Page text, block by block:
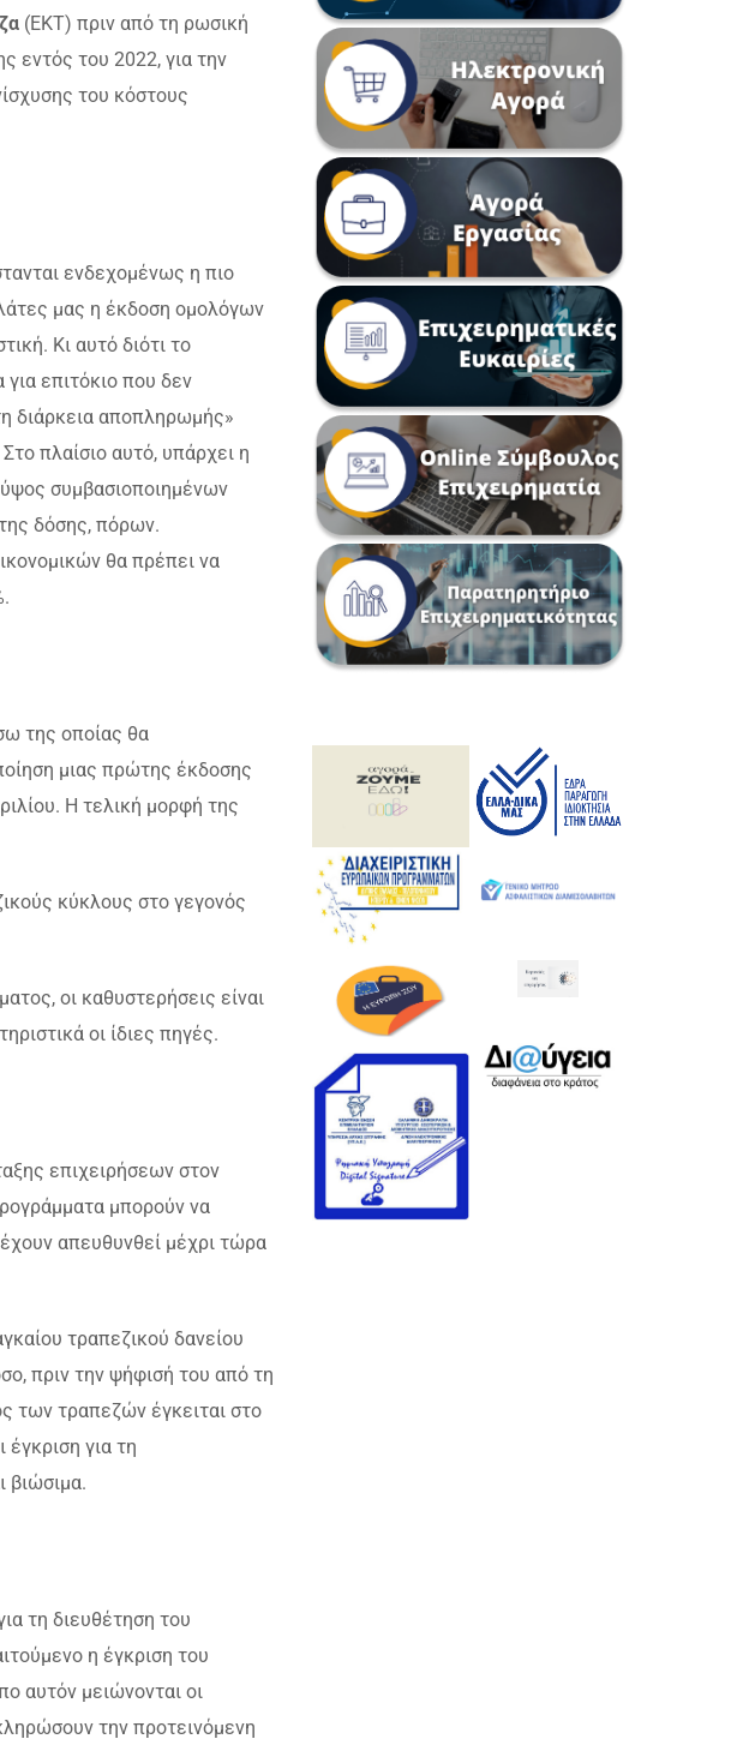
(ΕΚΤ) πριν από τη ρωσική
εντός του 2022, για την
του κόστους
ενδεχομένως η πιο
μας η έκδοση ομολόγων
Κι αυτό διότι το
επιτόκιο που δεν
διάρκεια αποπληρωμής»
πλαίσιο αυτό, υπάρχει η
συμβασιοποιημένων
δόσης, πόρων.
θα πρέπει να
της οποίας θα
μιας πρώτης έκδοσης
Η τελική μορφή της
κύκλους στο γεγονός
οι καθυστερήσεις είναι
οι ίδιες πηγές.
επιχειρήσεων στον
μπορούν να
απευθυνθεί μέχρι τώρα
τραπεζικού δανείου
πριν την ψήφισή του από τη
των τραπεζών έγκειται στο
για τη
βιώσιμα.
τη διευθέτηση του
η έγκριση του
αυτόν μειώνονται οι
την προτεινόμενη